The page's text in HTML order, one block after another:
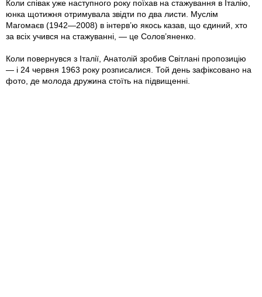
Коли співак уже наступного року поїхав на стажування в Італію,
юнка щотижня отримувала звідти по два листи. Муслім
Магомаєв (1942—2008) в інтерв’ю якось казав, що єдиний, хто
за всіх учився на стажуванні, — це Солов’яненко.
Коли повернувся з Італії, Анатолій зробив Світлані пропозицію
— і 24 червня 1963 року розписалися. Той день зафіксовано на
фото, де молода дружина стоїть на підвищенні.